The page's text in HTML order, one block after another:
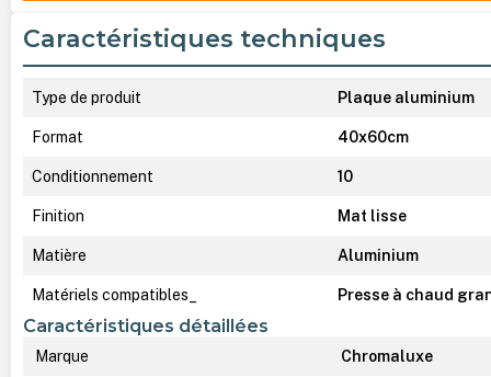
Caractéristiques techniques
Type de produit Plaque aluminium
Format 40x60cm
Conditionnement 10
Finition Mat lisse
Matière Aluminium
Matériels compatibles_ Presse à chaud
Caractéristiques détaillées
Marque Chromaluxe